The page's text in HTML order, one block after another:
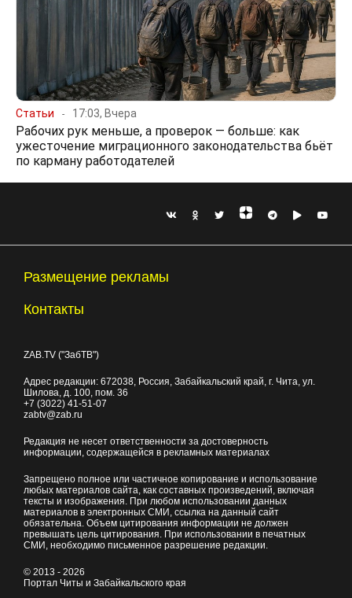
Статьи 17:03, Вчера
Рабочих рук меньше, а проверок — больше: как
ужесточение миграционного законодательства бьёт
по карману работодателей
Размещение рекламы
Контакты
ZAB.TV ("ЗабТВ")
Адрес редакции: 672038, Россия, Забайкальский край, г. Чита, ул.
Шилова, д. 100, пом. 36
+7 (3022) 41-51-07
zabtv@zab.ru
Редакция не несет ответственности за достоверность
информации, содержащейся в рекламных материалах
Запрещено полное или частичное копирование и использование
любых материалов сайта, как составных произведений, включая
тексты и изображения. При любом использовании данных
материалов в электронных СМИ, ссылка на данный сайт
обязательна. Объем цитирования информации не должен
превышать цель цитирования. При использовании в печатных
СМИ, необходимо письменное разрешение редакции.
© 2013 - 2026
Портал Читы и Забайкальского края